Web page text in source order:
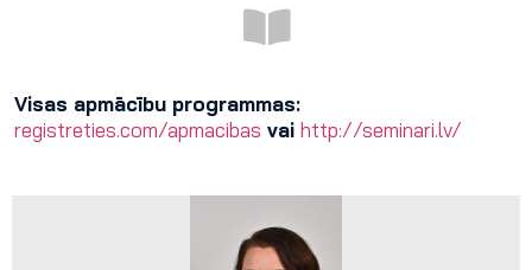
Visas apmācību programmas:
registreties.com/apmacibas vai http://seminari.lv/